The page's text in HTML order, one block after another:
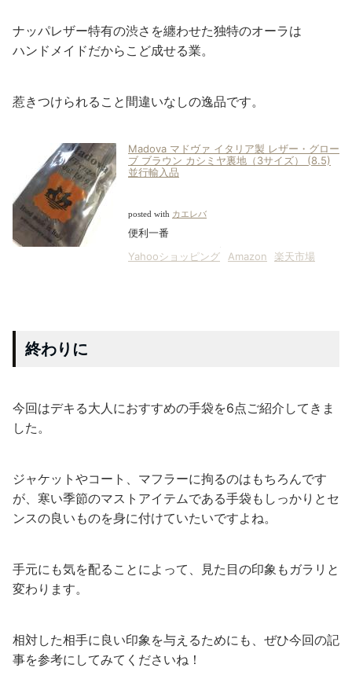
ナッパレザー特有の渋さを纏わせた独特のオーラは
ハンドメイドだからこど成せる業。
惹きつけられること間違いなしの逸品です。
Madova マドヴァ イタリア製 レザー・グロー
ブ ブラウン カシミヤ裏地（3サイズ） (8.5)
並行輸入品
posted with カエレバ
便利一番
Yahooショッピング
Amazon 楽天市場
終わりに
今回はデキる大人におすすめの手袋を6点ご紹介してきま
した。
ジャケットやコート、マフラーに拘るのはもちろんです
が、寒い季節のマストアイテムである手袋もしっかりとセ
ンスの良いものを身に付けていたいですよね。
手元にも気を配ることによって、見た目の印象もガラリと
変わります。
相対した相手に良い印象を与えるためにも、ぜひ今回の記
事を参考にしてみてくださいね！